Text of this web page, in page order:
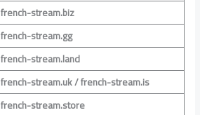
french-stream.biz
french-stream.gg
french-stream.land
french-stream.uk / french-stream.is
french-stream.store